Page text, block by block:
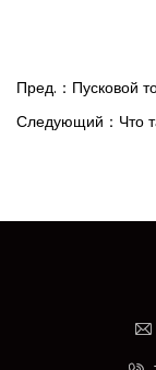
Пред.：Пусковой